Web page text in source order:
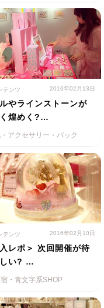
テンツ 2016年02月13日
やラインストーンが
煌めく?…
アクセサリー・バック
テンツ 2016年02月10日
レポ＞ 次回開催が待
い? …
宿・青文字系SHOP